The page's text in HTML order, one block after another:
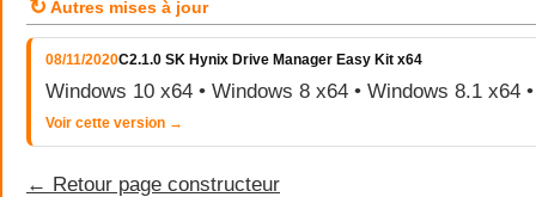
↻ Autres mises à jour
08/11/2020C2.1.0 SK Hynix Drive Manager Easy Kit x64
Windows 10 x64 • Windows 8 x64 • Windows 8.1 x64
Voir cette version →
← Retour page constructeur